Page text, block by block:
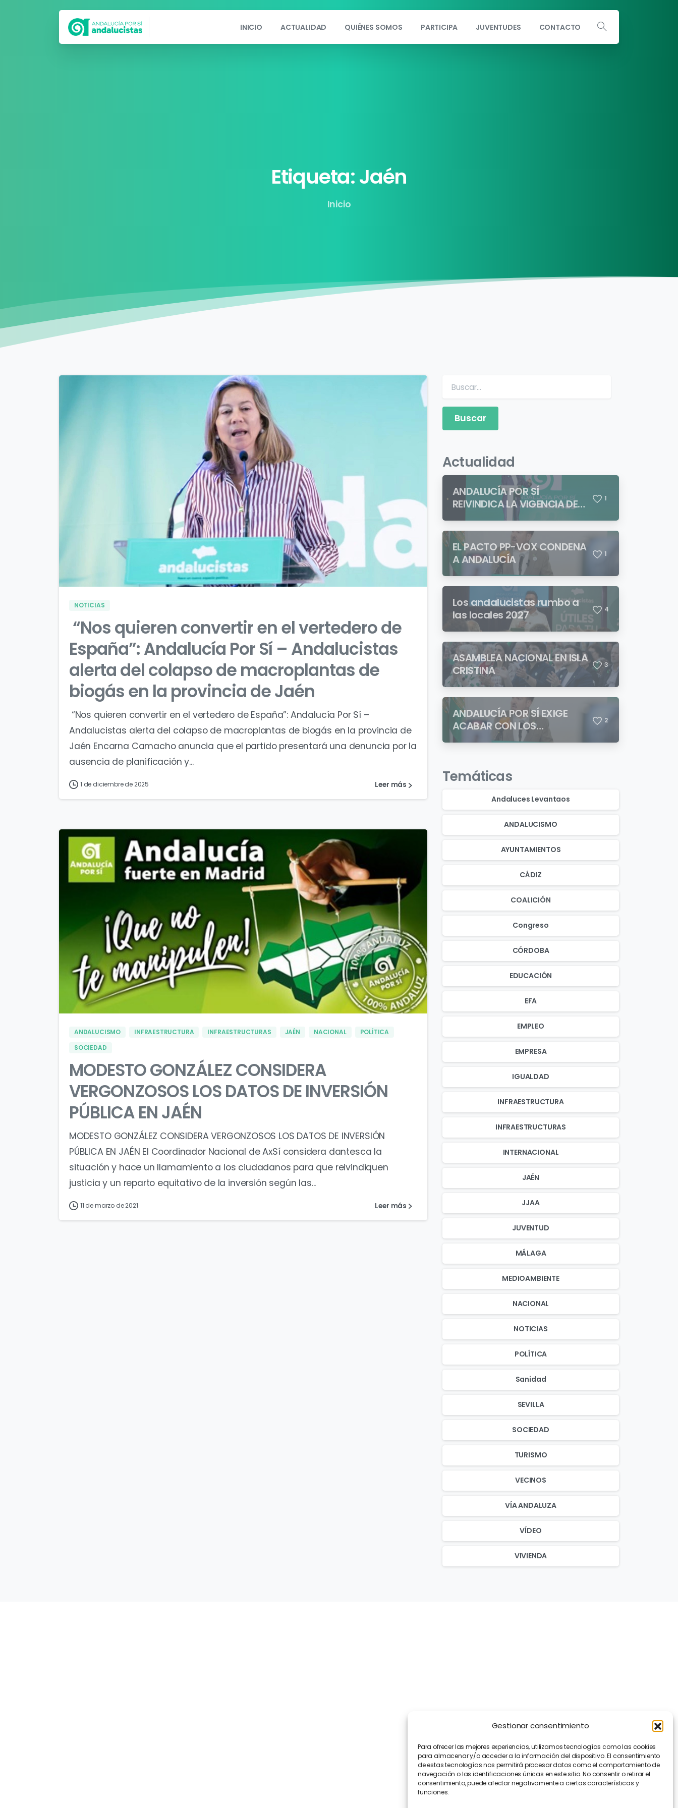
Gestionar consentimiento
Para ofrecer las mejores experiencias, utilizamos tecnologías como las cookies
para almacenar y/o acceder a la información del dispositivo. El consentimiento
de estas tecnologías nos permitirá procesar datos como el comportamiento de
navegación o las identificaciones únicas en este sitio. No consentir o retirar el
consentimiento, puede afectar negativamente a ciertas características y
funciones.
INICIO ACTUALIDAD QUIÉNES SOMOS PARTICIPA JUVENTUDES CONTACTO
Etiqueta:Jaén
Inicio
0
NOTICIAS
“Nos quieren convertir en el vertedero de
España”: Andalucía Por Sí – Andalucistas
alerta del colapso de macroplantas de
biogás en la provincia de Jaén
“Nos quieren convertir en el vertedero de España”: Andalucía Por Sí –
Andalucistas alerta del colapso de macroplantas de biogás en la provincia de
Jaén Encarna Camacho anuncia que el partido presentará una denuncia por la
ausencia de planificación y...
1 de diciembre de 2025 Leer más
0 0
ANDALUCISMO INFRAESTRUCTURA INFRAESTRUCTURAS JAÉN NACIONAL
POLÍTICA
SOCIEDAD
MODESTO GONZÁLEZ CONSIDERA
VERGONZOSOS LOS DATOS DE INVERSIÓN
PÚBLICA EN JAÉN
MODESTO GONZÁLEZ CONSIDERA VERGONZOSOS LOS DATOS DE INVERSIÓN
PÚBLICA EN JAÉN El Coordinador Nacional de AxSí considera dantesca la
situación y hace un llamamiento a los ciudadanos para que reivindiquen
justicia y un reparto equitativo de la inversión según las...
11 de marzo de 2021 Leer más
Actualidad
ANDALUCÍA POR SÍ
REIVINDICA LA VIGENCIA DE
BLAS INFANTE FRENTE A
QUIENES PRETENDEN NEGAR
LA IDENTIDAD ANDALUZA
1
EL PACTO PP-VOX CONDENA
A ANDALUCÍA
1
Los andalucistas rumbo a
las locales 2027
4
ASAMBLEA NACIONAL EN ISLA
CRISTINA
3
ANDALUCÍA POR SÍ EXIGE
ACABAR CON LOS
ASENTAMIENTOS
2
Temáticas
Andaluces Levantaos
ANDALUCISMO
AYUNTAMIENTOS
CÁDIZ
COALICIÓN
Congreso
CÓRDOBA
EDUCACIÓN
EFA
EMPLEO
EMPRESA
IGUALDAD
INFRAESTRUCTURA
INFRAESTRUCTURAS
INTERNACIONAL
JAÉN
JJAA
JUVENTUD
MÁLAGA
MEDIOAMBIENTE
NACIONAL
NOTICIAS
POLÍTICA
Sanidad
SEVILLA
SOCIEDAD
TURISMO
VECINOS
VÍA ANDALUZA
VÍDEO
VIVIENDA
Manifiesto EFA[EN]